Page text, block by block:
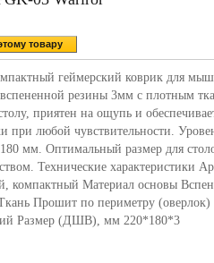
товару
геймерский коврик для
вспененной резины 3мм с плотным
приятен на ощупь и
при любой чувствительности.
мм. Оптимальный размер для
Технические характеристики
компактный Материал основы
Прошит по периметру (оверлок)
Размер (ДШВ), мм 220*180*3